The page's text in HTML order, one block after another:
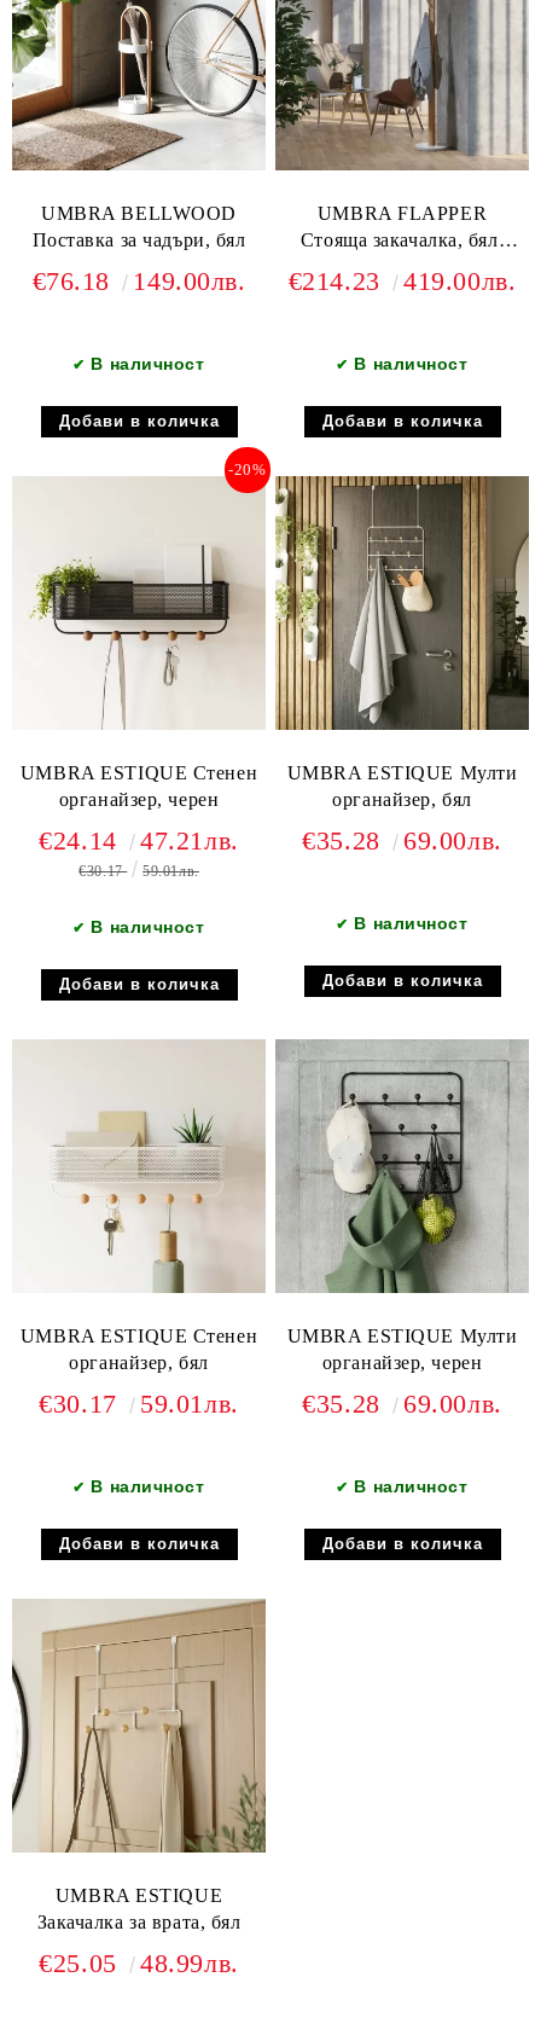
UMBRA BELLWOOD
Поставка за чадъри, бял
€76.18 149.00лв.
✔ В наличност
UMBRA FLAPPER
Стояща закачалка, бял/
€214.23 419.00лв.
✔ В наличност
UMBRA ESTIQUE Стенен
органайзер, черен
-20%
€24.14 47.21лв.
€30.17 59.01лв.
✔ В наличност
UMBRA ESTIQUE Мулти
органайзер, бял
€35.28 69.00лв.
✔ В наличност
UMBRA ESTIQUE Стенен
органайзер, бял
€30.17 59.01лв.
✔ В наличност
UMBRA ESTIQUE Мулти
органайзер, черен
€35.28 69.00лв.
✔ В наличност
UMBRA ESTIQUE
Закачалка за врата, бял
€25.05 48.99лв.